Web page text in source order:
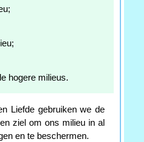
hogere milieus.
Liefde gebruiken we de
ziel om ons milieu in al
en te beschermen.